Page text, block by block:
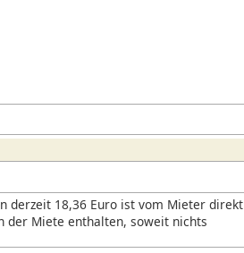
derzeit 18,36 Euro ist vom Mieter direkt
der Miete enthalten, soweit nichts